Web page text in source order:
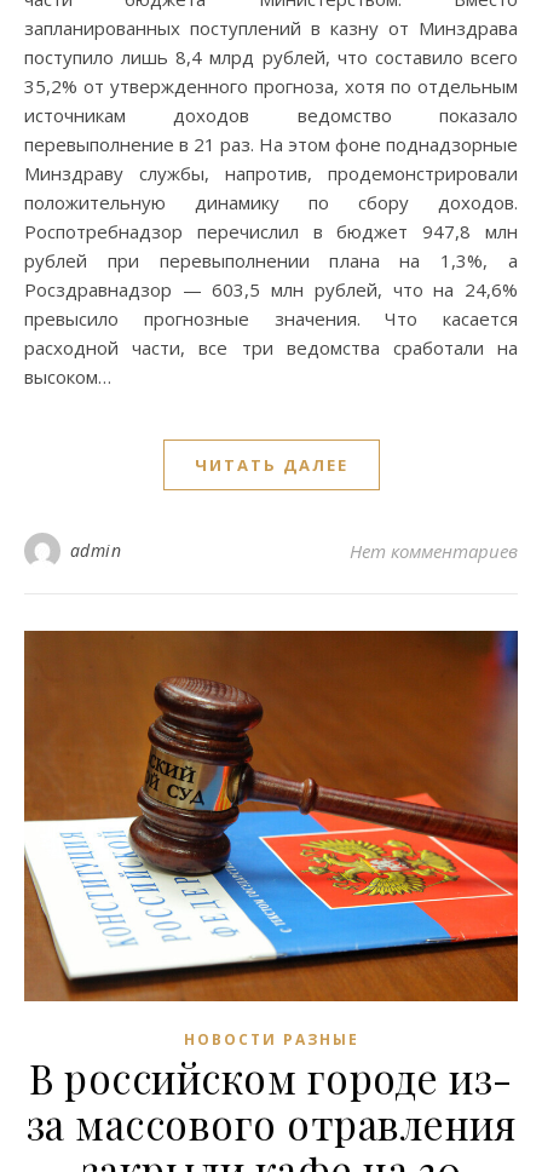
запланированных поступлений в казну от Минздрава
поступило лишь 8,4 млрд рублей, что составило всего
35,2% от утвержденного прогноза, хотя по отдельным
источникам доходов ведомство показало
перевыполнение в 21 раз. На этом фоне поднадзорные
Минздраву службы, напротив, продемонстрировали
положительную динамику по сбору доходов.
Роспотребнадзор перечислил в бюджет 947,8 млн
рублей при перевыполнении плана на 1,3%, а
Росздравнадзор — 603,5 млн рублей, что на 24,6%
превысило прогнозные значения. Что касается
расходной части, все три ведомства сработали на
высоком…
ЧИТАТЬ ДАЛЕЕ
admin Нет комментариев
НОВОСТИ РАЗНЫЕ
В российском городе из-
за массового отравления